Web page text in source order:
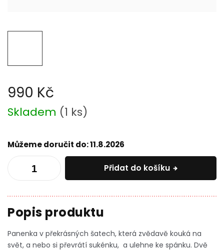
990 Kč
Měrná
cena:
Skladem (1 ks)
Můžeme doručit do:11.8.2026
Přidat do košíku
Panenka v překrásných šatech, která zvědavě kouká na
svět, a nebo si převrátí sukénku, a ulehne ke spánku. Dvě